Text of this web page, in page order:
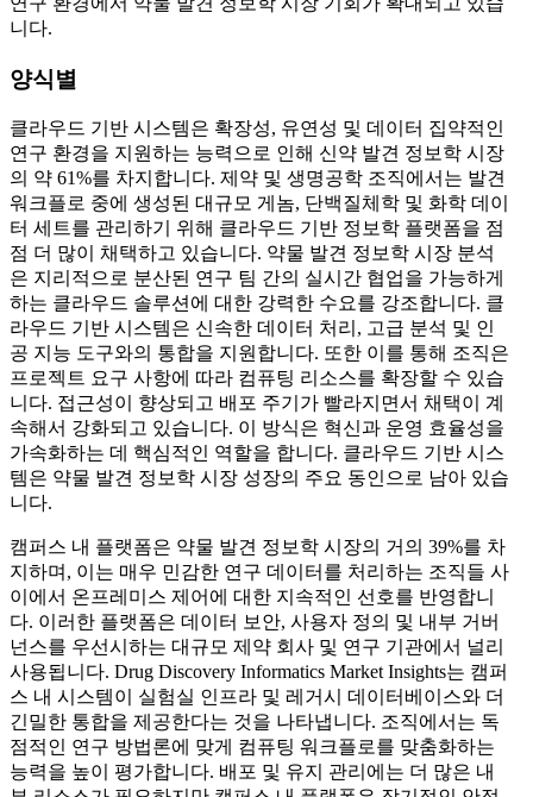
니다.
양식별
클라우드 기반 시스템은 확장성, 유연성 및 데이터 집약적인
연구 환경을 지원하는 능력으로 인해 신약 발견 정보학 시장
의 약 61%를 차지합니다. 제약 및 생명공학 조직에서는 발견
워크플로 중에 생성된 대규모 게놈, 단백질체학 및 화학 데이
터 세트를 관리하기 위해 클라우드 기반 정보학 플랫폼을 점
점 더 많이 채택하고 있습니다. 약물 발견 정보학 시장 분석
은 지리적으로 분산된 연구 팀 간의 실시간 협업을 가능하게
하는 클라우드 솔루션에 대한 강력한 수요를 강조합니다. 클
라우드 기반 시스템은 신속한 데이터 처리, 고급 분석 및 인
공 지능 도구와의 통합을 지원합니다. 또한 이를 통해 조직은
프로젝트 요구 사항에 따라 컴퓨팅 리소스를 확장할 수 있습
니다. 접근성이 향상되고 배포 주기가 빨라지면서 채택이 계
속해서 강화되고 있습니다. 이 방식은 혁신과 운영 효율성을
가속화하는 데 핵심적인 역할을 합니다. 클라우드 기반 시스
템은 약물 발견 정보학 시장 성장의 주요 동인으로 남아 있습
니다.
캠퍼스 내 플랫폼은 약물 발견 정보학 시장의 거의 39%를 차
지하며, 이는 매우 민감한 연구 데이터를 처리하는 조직들 사
이에서 온프레미스 제어에 대한 지속적인 선호를 반영합니
다. 이러한 플랫폼은 데이터 보안, 사용자 정의 및 내부 거버
넌스를 우선시하는 대규모 제약 회사 및 연구 기관에서 널리
사용됩니다. Drug Discovery Informatics Market Insights는 캠퍼
스 내 시스템이 실험실 인프라 및 레거시 데이터베이스와 더
긴밀한 통합을 제공한다는 것을 나타냅니다. 조직에서는 독
점적인 연구 방법론에 맞게 컴퓨팅 워크플로를 맞춤화하는
능력을 높이 평가합니다. 배포 및 유지 관리에는 더 많은 내